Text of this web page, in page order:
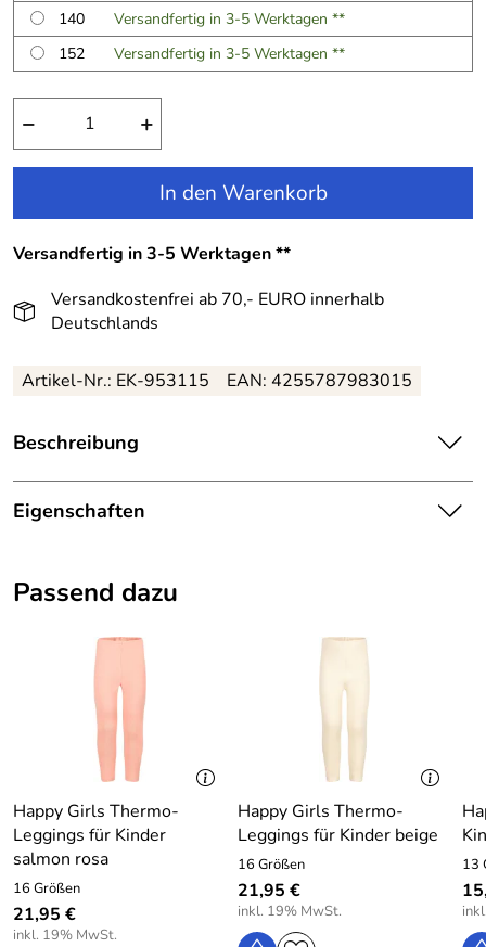
140
Versandfertig in 3-5 Werktagen **
152
Versandfertig in 3-5 Werktagen **
− +
In den Warenkorb
Versandfertig in 3-5 Werktagen **
Versandkostenfrei ab 70,- EURO innerhalb
Deutschlands
Artikel-Nr.: EK-953115 EAN: 4255787983015
Beschreibung
Happy Girls Kinder Mädchen Kleid gestreift rosa:
Ein trendiges und bequemes Mädchenkleid für alle Tage.
Die Tasche hat einen Eingriff, ist aber nicht abnehmbar.
Kombinieren Sie es mit groben Cardigans und Leggings.
Happy Girls Kinder Mädchen Kleid gestreift rosa
Material: 100% Baumwolle
Pflege: Waschbar bei 30 Grad
Hersteller: EISEND KIDS e.K. , 97469 Gochsheim,
Atzmannstraße 4, Deutschland, www.eisend-kids.com
Eigenschaften
Farbe:
Rosa
Passend dazu
Happy Girls Thermo-
Leggings für Kinder
salmon rosa
16 Größen
21,95 €
inkl. 19% MwSt.
Happy Girls Thermo-
Leggings für Kinder beige
16 Größen
21,95 €
inkl. 19% MwSt.
13